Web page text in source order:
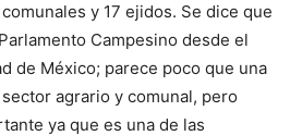
y 17 ejidos. Se dice que
Campesino desde el
de México; parece poco que una
agrario y comunal, pero
ya que es una de las